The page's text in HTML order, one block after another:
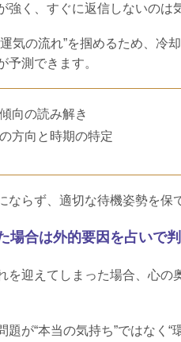
強く、すぐに返信しないのは
気の流れ”を掴めるため、冷
予測できます。
向の読み解き
方向と時期の特定
ならず、適切な待機姿勢を保
場合は外的要因を占いで
を迎えてしまった場合、心
題が“本当の気持ち”ではなく